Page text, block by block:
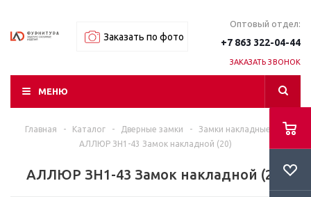
Заказать по фото
Оптовый отдел:
+7 863 322-04-44
ЗАКАЗАТЬ ЗВОНОК
МЕНЮ
Главная - Каталог - Дверные замки - Замки накладные
АЛЛЮР ЗН1-43 Замок накладной (20)
АЛЛЮР ЗН1-43 Замок накладной (20)